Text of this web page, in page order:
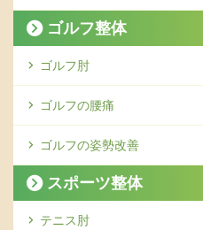
ゴルフ整体
ゴルフ肘
ゴルフの腰痛
ゴルフの姿勢改善
スポーツ整体
テニス肘